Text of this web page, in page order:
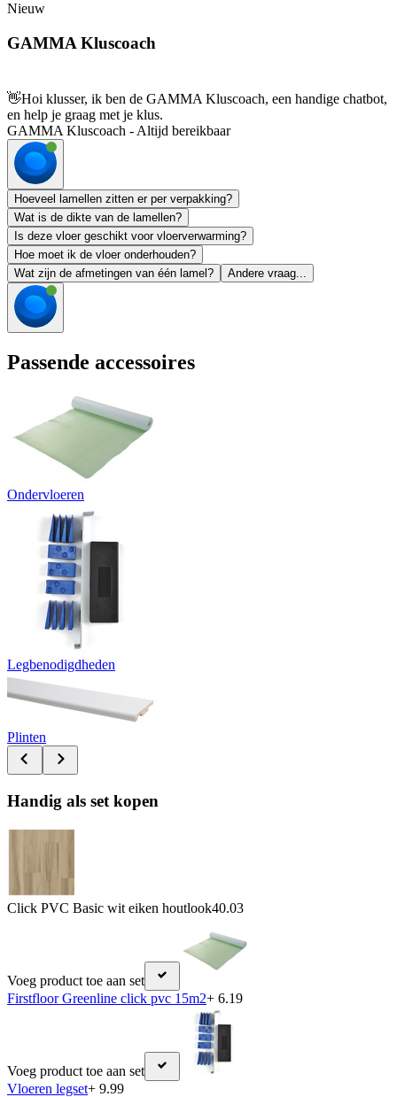
Nieuw
GAMMA Kluscoach
👋Hoi klusser, ik ben de GAMMA Kluscoach, een handige chatbot,
en help je graag met je klus.
GAMMA Kluscoach - Altijd bereikbaar
Hoeveel lamellen zitten er per verpakking?
Wat is de dikte van de lamellen?
Is deze vloer geschikt voor vloerverwarming?
Hoe moet ik de vloer onderhouden?
Wat zijn de afmetingen van één lamel?
Andere vraag...
Passende accessoires
Ondervloeren
Legbenodigdheden
Plinten
Handig als set kopen
Click PVC Basic wit eiken houtlook40.03
Voeg product toe aan set
Firstfloor Greenline click pvc 15m2+ 6.19
Voeg product toe aan set
Vloeren legset+ 9.99